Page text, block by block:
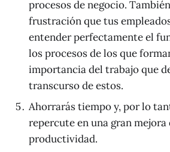
procesos de negocio.
frustración que tus
entender perfectamente el
los procesos de los que
importancia del trabajo que
transcurso de estos.
Ahorrarás tiempo y, por lo
repercute en una gran mejora
productividad.